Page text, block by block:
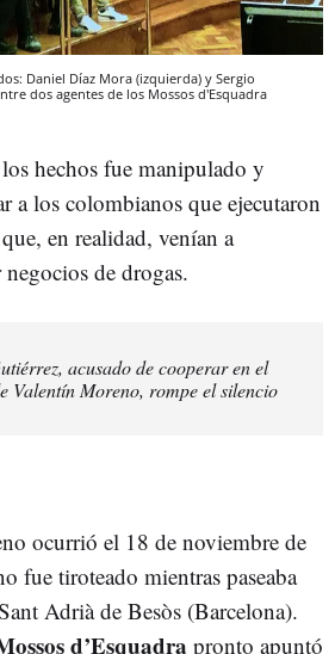
Daniel Díaz Mora (izquierda) y Sergio
dos agentes de los Mossos d'Esquadra
hechos fue manipulado y
a los colombianos que ejecutaron
en realidad, venían a
de drogas.
acusado de cooperar en el
Valentín Moreno, rompe el silencio
ocurrió el 18 de noviembre de
fue tiroteado mientras paseaba
Adrià de Besòs (Barcelona).
d’Esquadra pronto apuntó